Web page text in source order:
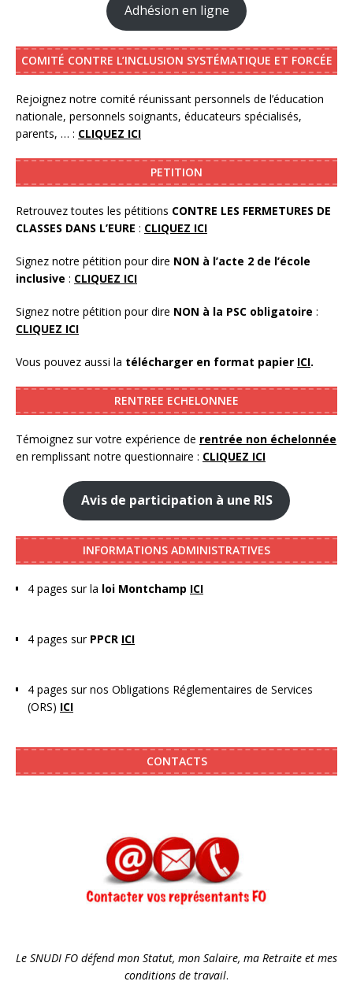
Adhésion en ligne
COMITÉ CONTRE L’INCLUSION SYSTÉMATIQUE ET FORCÉE
Rejoignez notre comité réunissant personnels de l’éducation
nationale, personnels soignants, éducateurs spécialisés,
parents, … : CLIQUEZ ICI
PETITION
Retrouvez toutes les pétitions CONTRE LES FERMETURES DE
CLASSES DANS L’EURE : CLIQUEZ ICI
Signez notre pétition pour dire NON à l’acte 2 de l’école
inclusive : CLIQUEZ ICI
Signez notre pétition pour dire NON à la PSC obligatoire :
CLIQUEZ ICI
Vous pouvez aussi la télécharger en format papier ICI.
RENTREE ECHELONNEE
Témoignez sur votre expérience de rentrée non échelonnée
en remplissant notre questionnaire : CLIQUEZ ICI
Avis de participation à une RIS
INFORMATIONS ADMINISTRATIVES
4 pages sur la loi Montchamp ICI
4 pages sur PPCR ICI
4 pages sur nos Obligations Réglementaires de Services
(ORS) ICI
CONTACTS
Le SNUDI FO défend mon Statut, mon Salaire, ma Retraite et mes
conditions de travail.